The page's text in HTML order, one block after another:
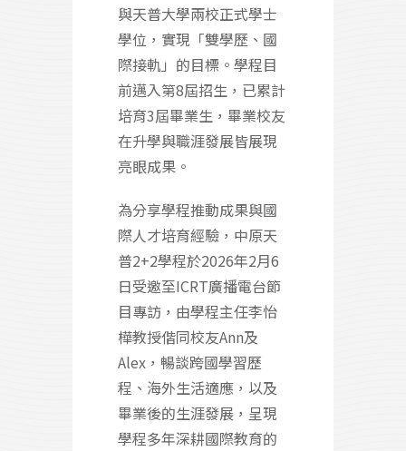
與天普大學兩校正式學士
學位，實現「雙學歷、國
際接軌」的目標。學程目
前邁入第8屆招生，已累計
培育3屆畢業生，畢業校友
在升學與職涯發展皆展現
亮眼成果。
為分享學程推動成果與國
際人才培育經驗，中原天
普2+2學程於2026年2月6
日受邀至ICRT廣播電台節
目專訪，由學程主任李怡
樺教授偕同校友Ann及
Alex，暢談跨國學習歷
程、海外生活適應，以及
畢業後的生涯發展，呈現
學程多年深耕國際教育的